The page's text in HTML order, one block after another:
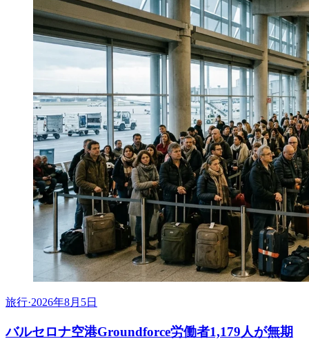
旅行·2026年8月5日
バルセロナ空港Groundforce労働者1,179人が無期